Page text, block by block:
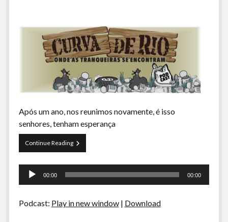
Após um ano, nos reunimos novamente, é isso
senhores, tenham esperança
Continue ReadingVoltamos
Tocador
00:00 00:00
Podcast: Play in new window| Download